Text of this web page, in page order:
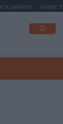
ETICAMENTE SAPERE.IT